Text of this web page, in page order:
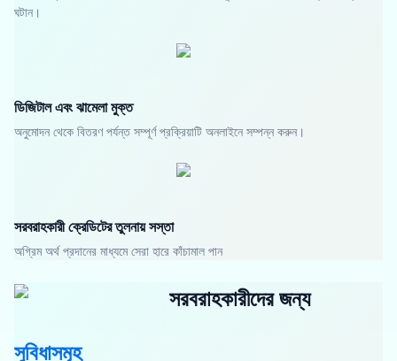
ঘটান।
ডিজিটাল এবং ঝামেলা মুক্ত
অনুমোদন থেকে বিতরণ পর্যন্ত সম্পূর্ণ প্রক্রিয়াটি অনলাইনে সম্পন্ন করুন।
সরবরাহকারী ক্রেডিটের তুলনায় সস্তা
অগ্রিম অর্থ প্রদানের মাধ্যমে সেরা হারে কাঁচামাল পান
সরবরাহকারীদের জন্য
সুবিধাসমূহ